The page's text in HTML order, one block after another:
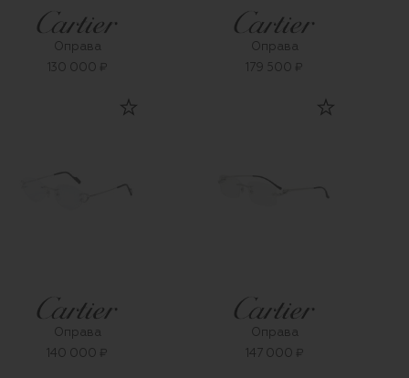
Оправа
130 000 ₽
Оправа
179 500 ₽
Оправа
140 000 ₽
Оправа
147 000 ₽